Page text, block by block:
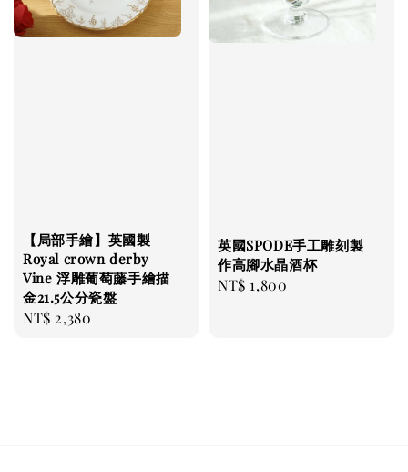
【局部手繪】英國製
Royal crown derby
Vine 浮雕葡萄藤手繪描
金21.5公分瓷盤
Regular
NT$ 2,380
英國SPODE手工雕刻製
作高腳水晶酒杯
Regular
NT$ 1,800